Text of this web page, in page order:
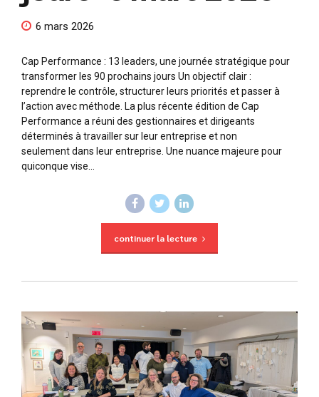
6 mars 2026
Cap Performance : 13 leaders, une journée stratégique pour
transformer les 90 prochains jours Un objectif clair :
reprendre le contrôle, structurer leurs priorités et passer à
l’action avec méthode. La plus récente édition de Cap
Performance a réuni des gestionnaires et dirigeants
déterminés à travailler sur leur entreprise et non
seulement dans leur entreprise. Une nuance majeure pour
quiconque vise...
continuer la lecture